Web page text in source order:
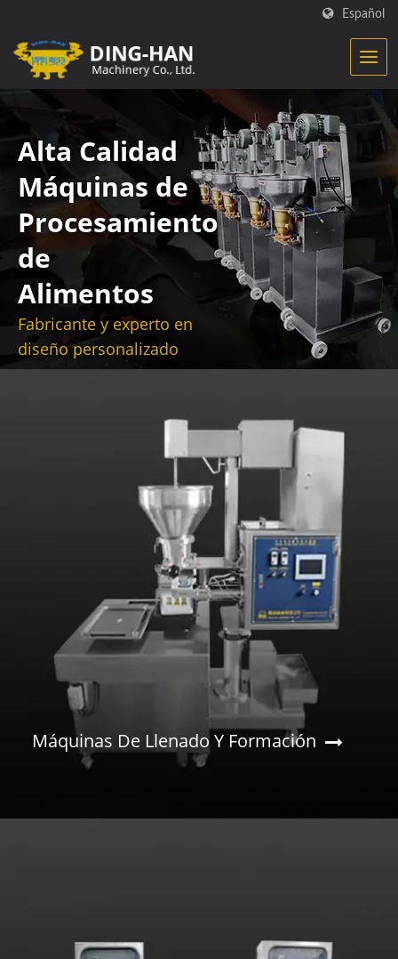
Español
Alta Calidad
Máquinas de
Procesamiento
de
Alimentos
Fabricante y experto en
diseño personalizado
Máquinas De Llenado Y Formación